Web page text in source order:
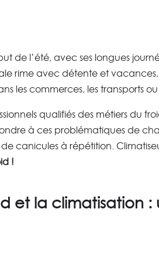
de l’été, avec ses longues
rime avec détente et
les commerces, les transports
qualifiés des métiers du
à ces problématiques de
canicules à répétition.
!
et la climatisation